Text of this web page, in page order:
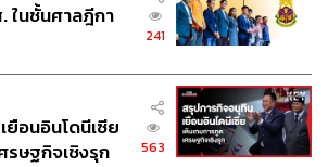
ในชั้นศาลฎีกา
241
อนอินโดนีเซีย
รษฐกิจเชิงรุก
563